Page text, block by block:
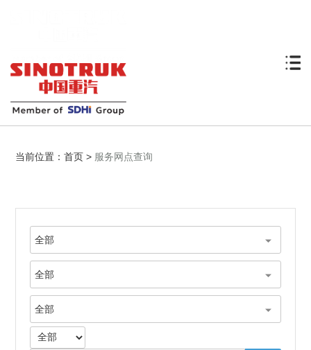
当前位置：首页 > 服务网点查询